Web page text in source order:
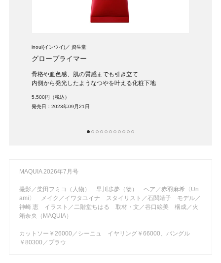
inoui(インウイ) 資生堂
グロープライマー
骨格や血色感、肌の質感までも引き立て
内側から発光したようなつやを叶える化粧下地
5,500円（税込）
発売日：2023年09月21日
MAQUIA 2026年7月号
撮影／柴田フミコ（人物） 早川歩夢（物） ヘア／赤羽麻希〈Un
ami〉 メイク／イワタユイナ スタイリスト／石関靖子 モデル／
神崎 恵 イラスト／二階堂ちはる 取材・文／谷口絵美 構成／火
箱奈央（MAQUIA）
カットソー￥26000／シーニュ イヤリング￥66000、バングル
￥80300／プラウ